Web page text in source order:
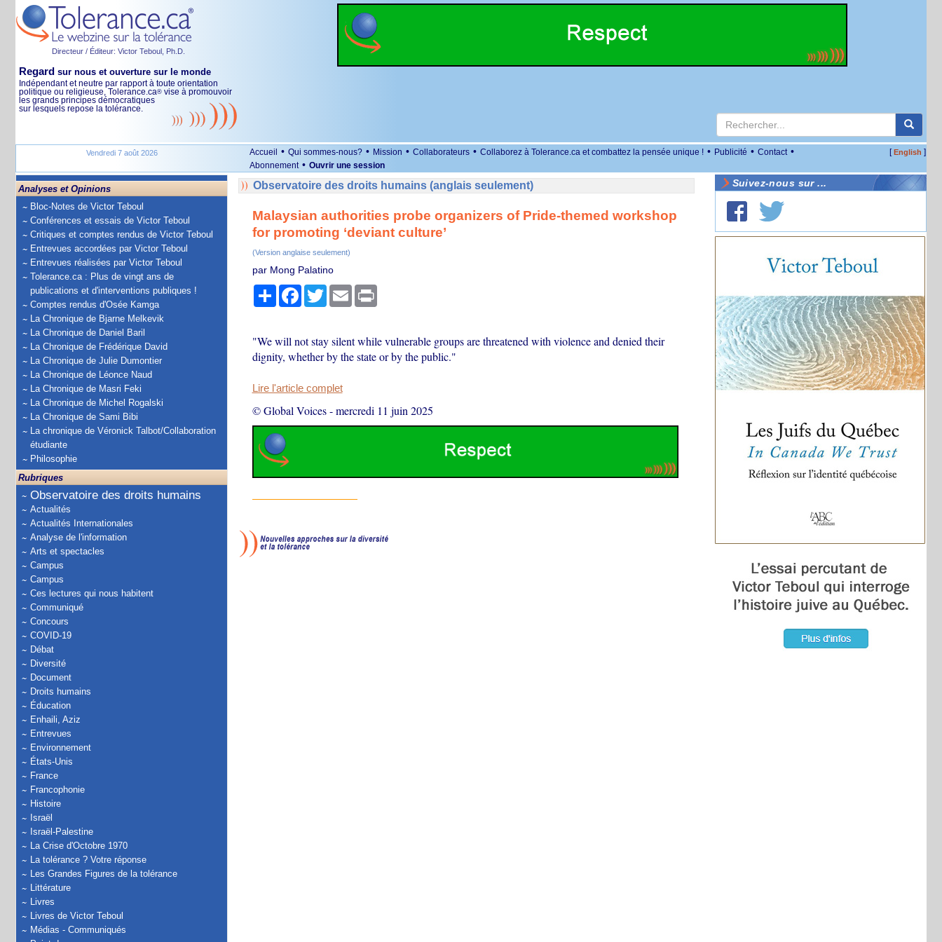
Directeur / Éditeur: Victor Teboul, Ph.D.
Regard sur nous et ouverture sur le monde
Indépendant et neutre par rapport à toute orientation
politique ou religieuse, Tolerance.ca® vise à promouvoir
les grands principes démocratiques
sur lesquels repose la tolérance.
Vendredi 7 août 2026 Accueil • Qui sommes-nous? • Mission • Collaborateurs • Collaborez à Tolerance.ca et combattez la pensée unique ! • Publicité • Contact •
Abonnement • Ouvrir une session
[English ]
Analyses et Opinions
Bloc-Notes de Victor Teboul
Conférences et essais de Victor Teboul
Critiques et comptes rendus de Victor Teboul
Entrevues accordées par Victor Teboul
Entrevues réalisées par Victor Teboul
Tolerance.ca : Plus de vingt ans de
publications et d'interventions publiques !
Comptes rendus d'Osée Kamga
La Chronique de Bjarne Melkevik
La Chronique de Daniel Baril
La Chronique de Frédérique David
La Chronique de Julie Dumontier
La Chronique de Léonce Naud
La Chronique de Masri Feki
La Chronique de Michel Rogalski
La Chronique de Sami Bibi
La chronique de Véronick Talbot/Collaboration
étudiante
Philosophie
Rubriques
Observatoire des droits humains
Actualités
Actualités Internationales
Analyse de l'information
Arts et spectacles
Campus
Campus
Ces lectures qui nous habitent
Communiqué
Concours
COVID-19
Débat
Diversité
Document
Droits humains
Éducation
Enhaili, Aziz
Entrevues
Environnement
États-Unis
France
Francophonie
Histoire
Israël
Israël-Palestine
La Crise d'Octobre 1970
La tolérance ? Votre réponse
Les Grandes Figures de la tolérance
Littérature
Livres
Livres de Victor Teboul
Médias - Communiqués
Observatoire des droits humains (anglais seulement)
Malaysian authorities probe organizers of Pride-themed workshop
for promoting ‘deviant culture’
(Version anglaise seulement)
par Mong Palatino
PartagerFacebook
TwitterEmail Print
"We will not stay silent while vulnerable groups are threatened with violence and denied their
dignity, whether by the state or by the public."
Lire l'article complet
© Global Voices-mercredi 11 juin 2025
Suivez-nous sur ...